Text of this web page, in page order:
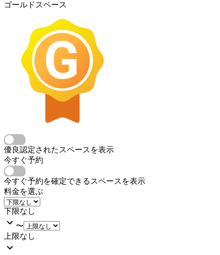
ゴールドスペース
優良認定されたスペースを表示
今すぐ予約
今すぐ予約を確定できるスペースを表示
料金を選ぶ
下限なし
〜
上限なし